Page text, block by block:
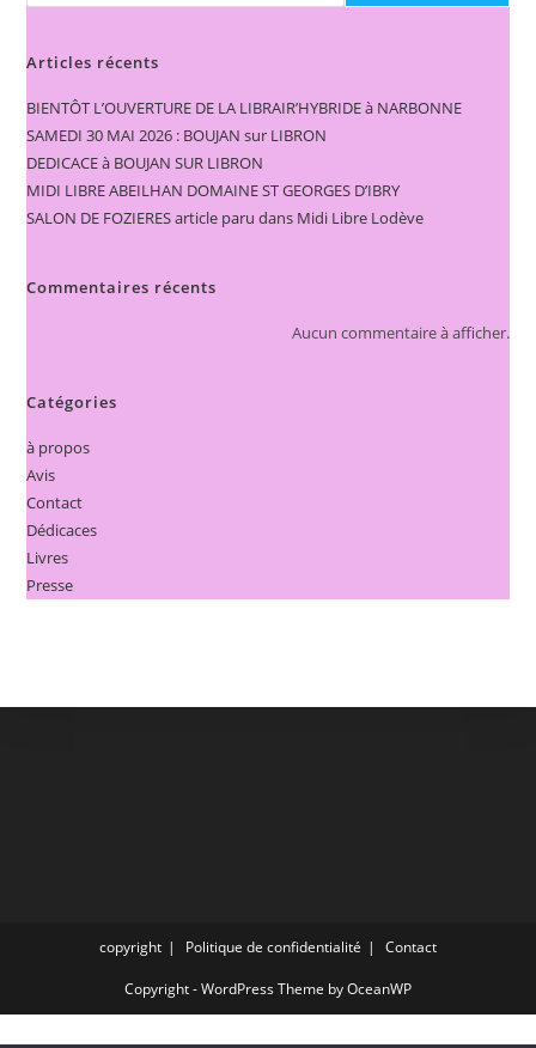
Articles récents
BIENTÔT L’OUVERTURE DE LA LIBRAIR’HYBRIDE à NARBONNE
SAMEDI 30 MAI 2026 : BOUJAN sur LIBRON
DEDICACE à BOUJAN SUR LIBRON
MIDI LIBRE ABEILHAN DOMAINE ST GEORGES D’IBRY
SALON DE FOZIERES article paru dans Midi Libre Lodève
Commentaires récents
Aucun commentaire à afficher.
Catégories
à propos
Avis
Contact
Dédicaces
Livres
Presse
copyright Politique de confidentialité Contact
Copyright - WordPress Theme by OceanWP